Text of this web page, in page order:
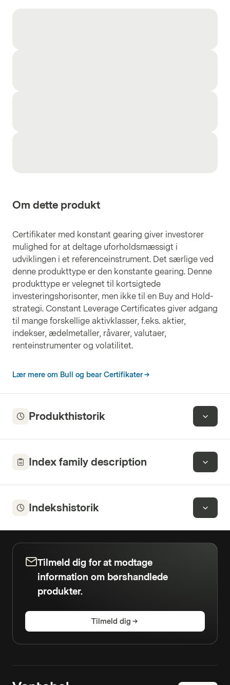
Om dette produkt
Certifikater med konstant gearing giver investorer
mulighed for at deltage uforholdsmæssigt i
udviklingen i et referenceinstrument. Det særlige ved
denne produkttype er den konstante gearing. Denne
produkttype er velegnet til kortsigtede
investeringshorisonter, men ikke til en Buy and Hold-
strategi. Constant Leverage Certificates giver adgang
til mange forskellige aktivklasser, f.eks. aktier,
indekser, ædelmetaller, råvarer, valutaer,
renteinstrumenter og volatilitet.
Lær mere om Bull og bear Certifikater
Produkthistorik
Index family description
Indekshistorik
Tilmeld dig for at modtage
information om børshandlede
produkter.
Tilmeld dig